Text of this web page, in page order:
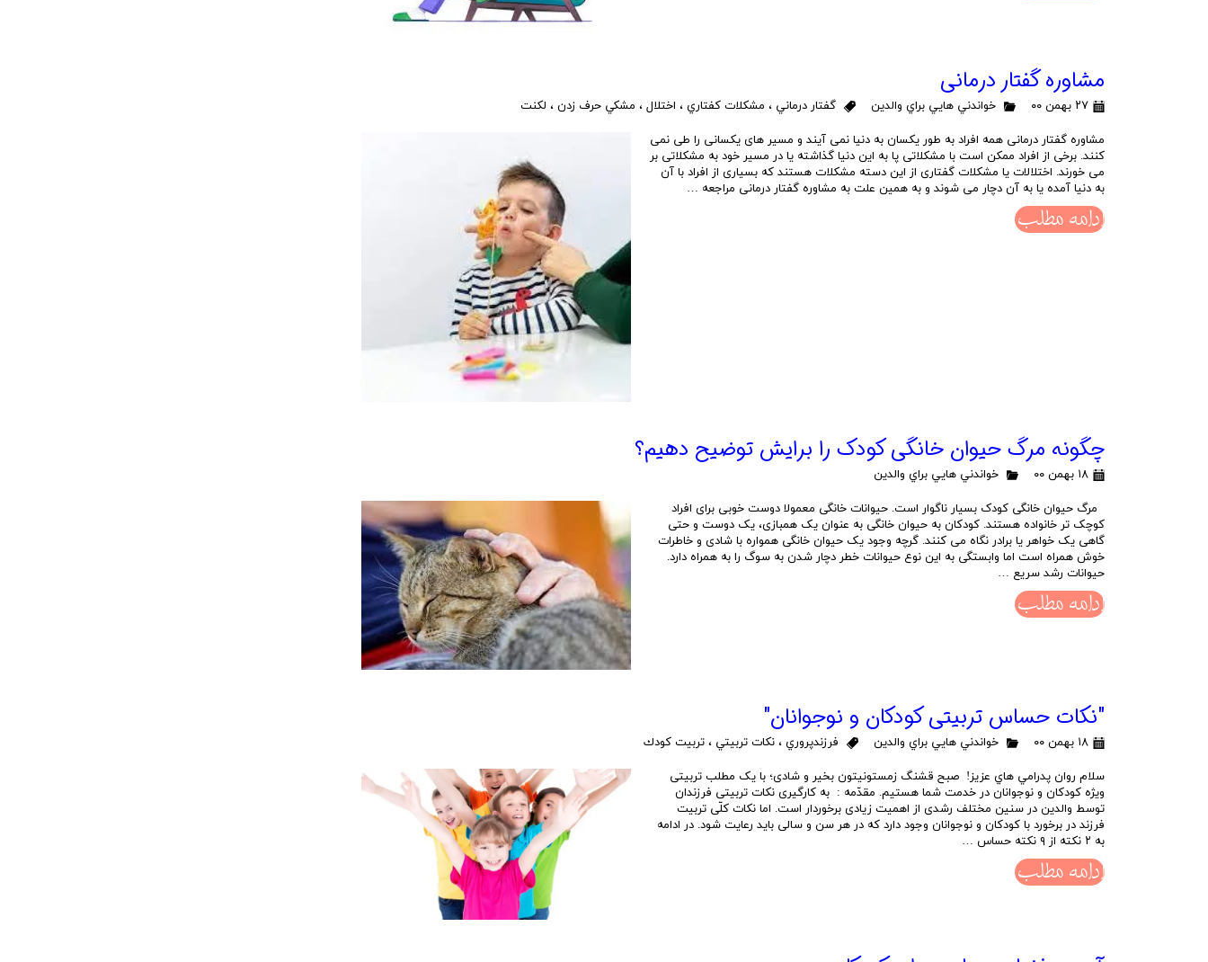
مشاوره گفتار درماني
۲۷ بهمن ۰۰ خواندني هايي براي والدين گفتار درماني ، مشكلات كفتاري ، اختلال ، مشكي حرف زدن ، لكنت
مشاوره گفتار درمانی همه افراد به طور یکسان به دنیا نمی آیند و مسیر های یکسانی را طی نمی
کنند. برخی از افراد ممکن است با مشکلاتی پا به این دنیا گذاشته یا در مسیر خود به مشکلاتی بر
می خورند. اختلالات یا مشکلات گفتاری از این دسته مشکلات هستند که بسیاری از افراد با آن
به دنیا آمده یا به آن دچار می شوند و به همین علت به مشاوره گفتار درمانی مراجعه …
ادامه مطلب
چگونه مرگ حيوان خانگي كودك را برايش توضيح دهيم؟
۱۸ بهمن ۰۰ خواندني هايي براي والدين
مرگ حیوان خانگی کودک بسیار ناگوار است. حیوانات خانگی معمولا دوست خوبی برای افراد
کوچک تر خانواده هستند. کودکان به حیوان خانگی به عنوان یک همبازی، یک دوست و حتی
گاهی یک خواهر یا برادر نگاه می کنند. گرچه وجود یک حیوان خانگی همواره با شادی و خاطرات
خوش همراه است اما وابستگی به این نوع حیوانات خطر دچار شدن به سوگ را به همراه دارد.
حیوانات رشد سریع …
ادامه مطلب
"نکات حساس تربیتی کودکان و نوجوانان"
۱۸ بهمن ۰۰ خواندني هايي براي والدين فرزندپروري ، نكات تربيتي ، تربيت كودك
سلام روان پدرامي هاي عزیز! صبح قشنگ زمستونیتون بخیر و شادی؛ با یک مطلب تربیتی
ویژه کودکان و نوجوانان در خدمت شما هستیم. مقدّمه : به کارگیری نکات تربیتی فرزندان
توسط والدین در سنین مختلف رشدی از اهمیت زیادی برخوردار است. اما نکات کلّی تربیت
فرزند در برخورد با کودکان و نوجوانان وجود دارد که در هر سن و سالی باید رعایت شود. در ادامه
به ۲ نکته از ۹ نکته حساس …
ادامه مطلب